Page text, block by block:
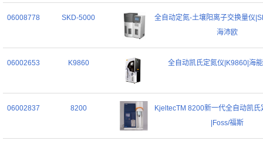
06008778 SKD-5000
全自动定氮-土壤阳离子交换量仪
海沛欧
06002653 K9860 全自动凯氏定氮仪|K9860|海
06002837 8200
KjeltecTM 8200新一代全自动凯
|Foss/福斯